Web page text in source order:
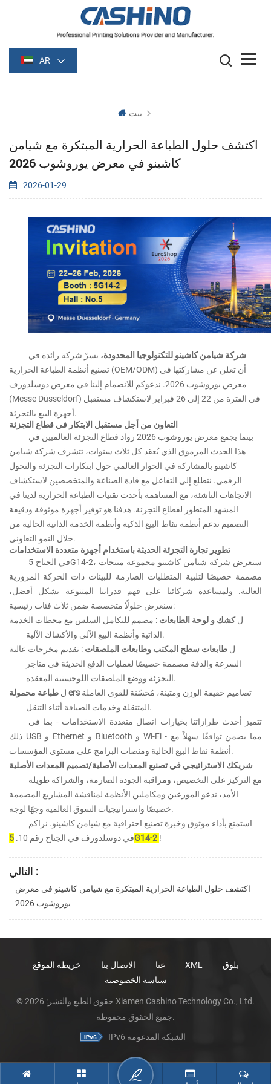
AR
بيت
اكتشف حلول الطباعة الحرارية المبتكرة مع شيامن
كاشينو في معرض يوروشوب 2026
2026-01-29
شركة شيامن كاشينو للتكنولوجيا المحدودة، يسرّ شركة رائدة في
تصنيع أنظمة الطباعة الحرارية (OEM/ODM) أن تعلن عن مشاركتها في
معرض يوروشوب 2026. ندعوكم للانضمام إلينا في معرض دوسلدورف
(Messe Düsseldorf) في الفترة من 22 إلى 26 فبراير لاستكشاف مستقبل
أجهزة البيع بالتجزئة.
التعاون من أجل مستقبل الابتكار في قطاع التجزئة
بينما يجمع معرض يوروشوب 2026 رواد قطاع التجزئة العالميين في
هذا الحدث المرموق الذي يُعقد كل ثلاث سنوات، تتشرف شركة شيامن
كاشينو بالمشاركة في الحوار العالمي حول ابتكارات التجزئة والتحول
الرقمي. نتطلع إلى التفاعل مع قادة الصناعة والمتخصصين لاستكشاف
الاتجاهات الناشئة، مع المساهمة بأحدث تقنيات الطباعة الحرارية لدينا في
المشهد المتطور لقطاع التجزئة. هدفنا هو توفير أجهزة موثوقة ودقيقة
التصميم تدعم أنظمة نقاط البيع الذكية وأنظمة الخدمة الذاتية الحالية من
خلال النمو التعاوني.
تطوير تجارة التجزئة الحديثة باستخدام أجهزة متعددة الاستخدامات
في الجناح 5G14-2، ستعرض شركة شيامن كاشينو مجموعة منتجات
مصممة خصيصًا لتلبية المتطلبات الصارمة للبيئات ذات الحركة المرورية
العالية. ولمساعدة شركائنا على فهم قدراتنا المتنوعة بشكل أفضل،
سنعرض حلولًا متخصصة ضمن ثلاث فئات رئيسية:
لكشك و لوحة الطابعات : مصمم للتكامل السلس مع محطات الخدمة
الذاتية وأنظمة البيع الآلي والأكشاك الآلية.
ل طابعات سطح المكتب وطابعات الملصقات : تقديم مخرجات عالية
السرعة والدقة مصممة خصيصًا لعمليات الدفع الحديثة في متاجر
التجزئة ووضع الملصقات اللوجستية المعقدة.
ل ers تصاميم خفيفة الوزن ومتينة، مُحسّنة للقوى العاملة
المتنقلة وخدمات الضيافة أثناء التنقل.
تتميز أحدث طرازاتنا بخيارات اتصال متعددة الاستخدامات - بما في
ذلك USB و Ethernet و Bluetooth و Wi-Fi - مما يضمن توافقًا سهلاً مع
أنظمة نقاط البيع الحالية ومنصات البرامج على مستوى المؤسسات.
شريكك الاستراتيجي في تصنيع المعدات الأصلية/تصميم المعدات الأصلية
مع التركيز على التخصيص، ومراقبة الجودة الصارمة، والشراكة طويلة
الأمد، ندعو الموزعين ومكاملين الأنظمة لمناقشة المشاريع المصممة
خصيصًا واستراتيجيات السوق العالمية وجهًا لوجه.
استمتع بأداء موثوق وخبرة تصنيع احترافية مع شيامن كاشينو. نراكم
في دوسلدورف في الجناح رقم 10.5G14-2 !
التالي :
اكتشف حلول الطباعة الحرارية المبتكرة مع شيامن كاشينو في معرض
يوروشوب 2026
عنا الاتصال بنا خريطة الموقع XML
بلوق
سياسة الخصوصية
© حقوق الطبع والنشر: 2026 Xiamen Cashino Technology Co., Ltd.
جميع الحقوق محفوظة.
IPv6 الشبكة المدعومة